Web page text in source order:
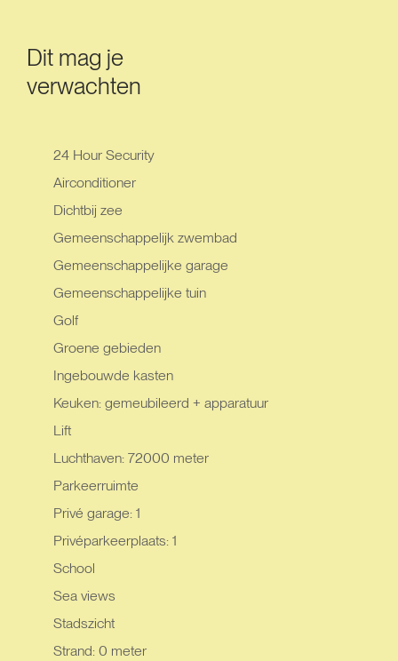
Dit mag je
verwachten
24 Hour Security
Airconditioner
Dichtbij zee
Gemeenschappelijk zwembad
Gemeenschappelijke garage
Gemeenschappelijke tuin
Golf
Groene gebieden
Ingebouwde kasten
Keuken: gemeubileerd + apparatuur
Lift
Luchthaven: 72000 meter
Parkeerruimte
Privé garage: 1
Privéparkeerplaats: 1
School
Sea views
Stadszicht
Strand: 0 meter